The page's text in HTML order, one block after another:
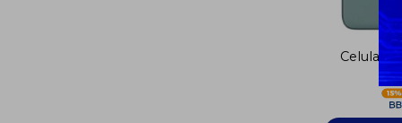
Celular